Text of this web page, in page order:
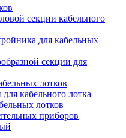
секции кабельного
для кабельных
секции для
лотков
кабельного лотка
лотков
приборов